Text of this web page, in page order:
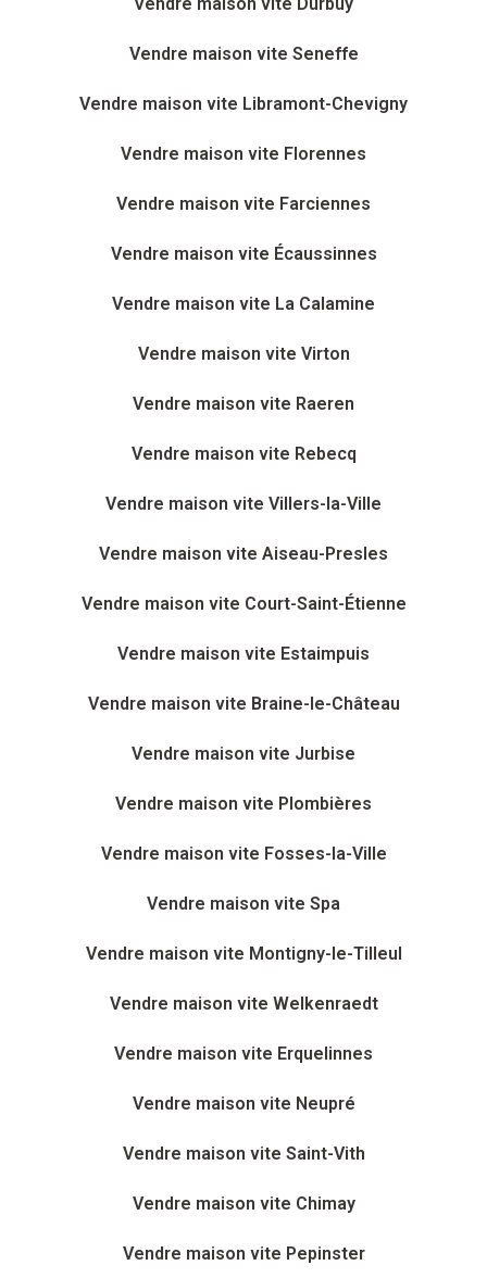
Vendre maison vite Seneffe
Vendre maison vite Libramont-Chevigny
Vendre maison vite Florennes
Vendre maison vite Farciennes
Vendre maison vite Écaussinnes
Vendre maison vite La Calamine
Vendre maison vite Virton
Vendre maison vite Raeren
Vendre maison vite Rebecq
Vendre maison vite Villers-la-Ville
Vendre maison vite Aiseau-Presles
Vendre maison vite Court-Saint-Étienne
Vendre maison vite Estaimpuis
Vendre maison vite Braine-le-Château
Vendre maison vite Jurbise
Vendre maison vite Plombières
Vendre maison vite Fosses-la-Ville
Vendre maison vite Spa
Vendre maison vite Montigny-le-Tilleul
Vendre maison vite Welkenraedt
Vendre maison vite Erquelinnes
Vendre maison vite Neupré
Vendre maison vite Saint-Vith
Vendre maison vite Chimay
Vendre maison vite Pepinster